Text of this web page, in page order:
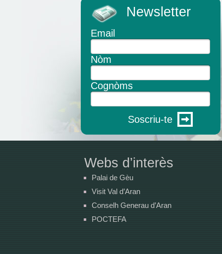
Newsletter
Email
Nòm
Cognòms
Soscriu-te
Webs d’interès
Palai de Gèu
Visit Val d’Aran
Conselh Generau d’Aran
POCTEFA